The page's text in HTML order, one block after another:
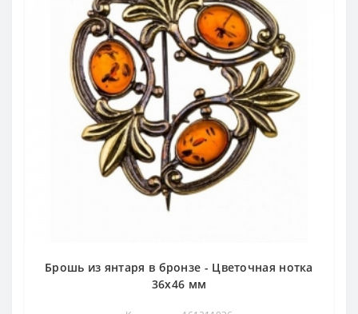
Брошь из янтаря в бронзе - Цветочная нотка
36х46 мм